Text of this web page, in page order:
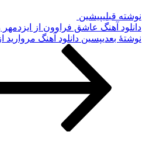
نوشته قبلیپیشین
دانلود آهنگ عاشق فراوون از ایزدمهر
نوشته‌ٔ بعدیپسین دانلود آهنگ